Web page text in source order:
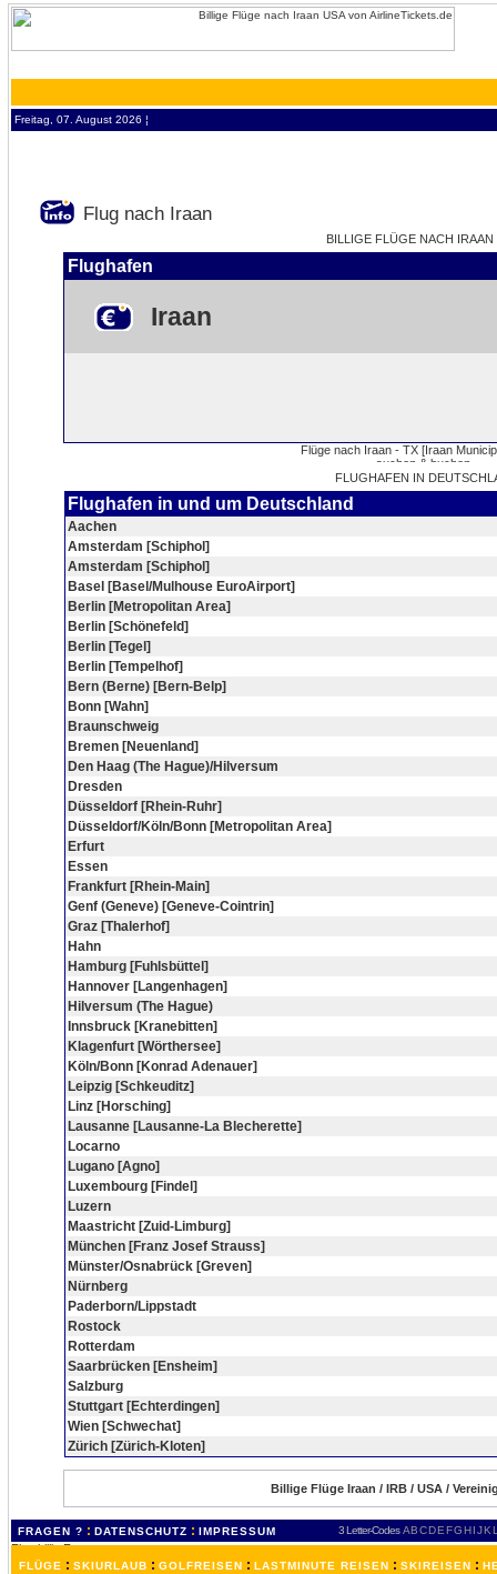
Freitag, 07. August 2026 ¦
Flug nach Iraan
BILLIGE FLÜGE NACH
Flughafen
Iraan
FLUGHAFEN IN
Flughafen in und um Deutschland
Aachen
Amsterdam [Schiphol]
Amsterdam [Schiphol]
Basel [Basel/Mulhouse EuroAirport]
Berlin [Metropolitan Area]
Berlin [Schönefeld]
Berlin [Tegel]
Berlin [Tempelhof]
Bern (Berne) [Bern-Belp]
Bonn [Wahn]
Braunschweig
Bremen [Neuenland]
Den Haag (The Hague)/Hilversum
Dresden
Düsseldorf [Rhein-Ruhr]
Düsseldorf/Köln/Bonn [Metropolitan Area]
Erfurt
Essen
Frankfurt [Rhein-Main]
Genf (Geneve) [Geneve-Cointrin]
Graz [Thalerhof]
Hahn
Hamburg [Fuhlsbüttel]
Hannover [Langenhagen]
Hilversum (The Hague)
Innsbruck [Kranebitten]
Klagenfurt [Wörthersee]
Köln/Bonn [Konrad Adenauer]
Leipzig [Schkeuditz]
Linz [Horsching]
Lausanne [Lausanne-La Blecherette]
Locarno
Lugano [Agno]
Luxembourg [Findel]
Luzern
Maastricht [Zuid-Limburg]
München [Franz Josef Strauss]
Münster/Osnabrück [Greven]
Nürnberg
Paderborn/Lippstadt
Rostock
Rotterdam
Saarbrücken [Ensheim]
Salzburg
Stuttgart [Echterdingen]
Wien [Schwechat]
Zürich [Zürich-Kloten]
Billige Flüge Iraan / IRB / USA /
FRAGEN ? : DATENSCHUTZ : IMPRESSUM 3 Letter-Codes ABCDEFGH IJKL
FLÜGE : SKIURLAUB : GOLFREISEN : LASTMINUTE REISEN : SKIREISEN :